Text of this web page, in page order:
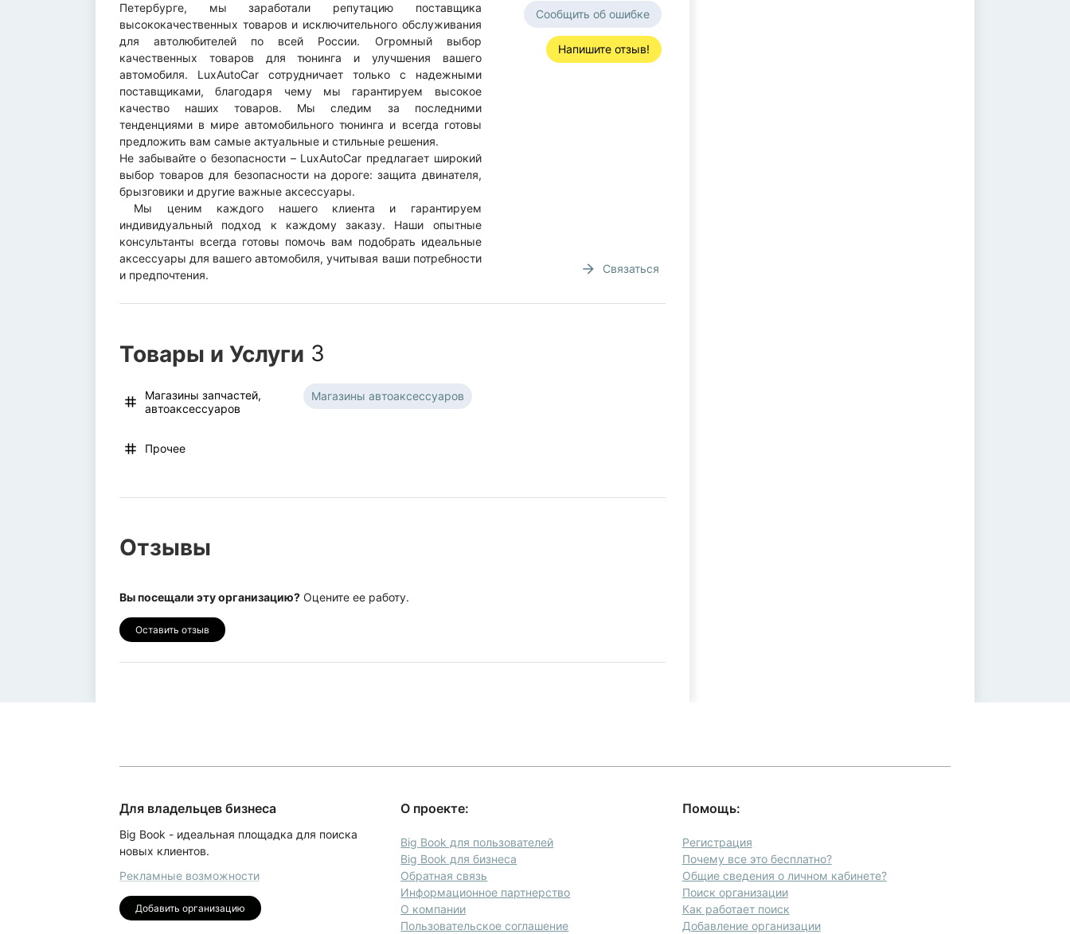
Петербурге, мы заработали репутацию поставщика
высококачественных товаров и исключительного обслуживания
для автолюбителей по всей России. Огромный выбор
качественных товаров для тюнинга и улучшения вашего
автомобиля. LuxAutoCar сотрудничает только с надежными
поставщиками, благодаря чему мы гарантируем высокое
качество наших товаров. Мы следим за последними
тенденциями в мире автомобильного тюнинга и всегда готовы
предложить вам самые актуальные и стильные решения.
Не забывайте о безопасности – LuxAutoCar предлагает широкий
выбор товаров для безопасности на дороге: защита двинателя,
брызговики и другие важные аксессуары.
Мы ценим каждого нашего клиента и гарантируем
индивидуальный подход к каждому заказу. Наши опытные
консультанты всегда готовы помочь вам подобрать идеальные
аксессуары для вашего автомобиля, учитывая ваши потребности
и предпочтения.
Сообщить об ошибке
Напишите отзыв!
Связаться
Товары и Услуги 3
Магазины запчастей,
автоаксессуаров
Магазины автоаксессуаров
Прочее
Отзывы
Вы посещали эту организацию? Оцените ее работу.
Оставить отзыв
Для владельцев бизнеса
Big Book - идеальная площадка для поиска
новых клиентов.
Рекламные возможности
Добавить организацию
О проекте:
Big Book для пользователей
Big Book для бизнеса
Обратная связь
Информационное партнерство
О компании
Пользовательское соглашение
Помощь:
Регистрация
Почему все это бесплатно?
Общие сведения о личном кабинете?
Поиск организации
Как работает поиск
Добавление организации